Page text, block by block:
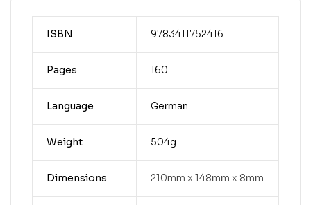
ISBN 9783411752416
Pages 160
Language German
Weight 504g
Dimensions 210mm x 148mm x 8mm